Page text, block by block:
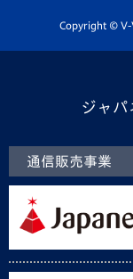
ホームタウン
Copyright © V-
ジャパ
通信販売事業